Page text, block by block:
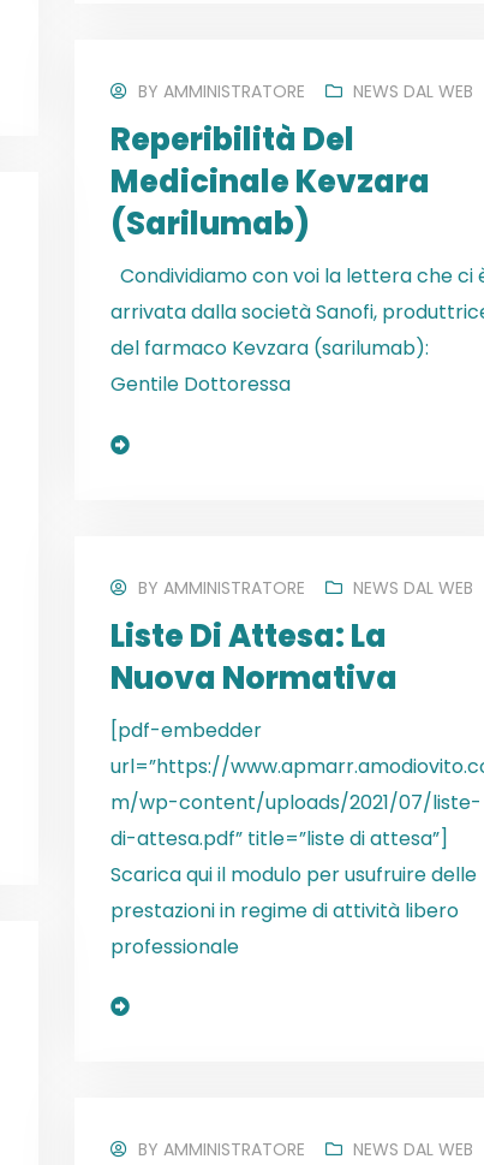
BYAMMINISTRATORE NEWS DAL WEB
Reperibilità Del
Medicinale Kevzara
(sarilumab)
Condividiamo con voi la lettera che ci
arrivata dalla società Sanofi,
del farmaco Kevzara (sarilumab):
Gentile Dottoressa
BYAMMINISTRATORE NEWS DAL WEB
Liste Di Attesa: La
Nuova Normativa
[pdf-embedder
url=”https://
m/wp-content/uploads/2021/07/liste-
di-attesa.pdf” title=”liste di attesa”]
Scarica qui il modulo per usufruire delle
prestazioni in regime di attività libero
professionale
BYAMMINISTRATORE NEWS DAL WEB